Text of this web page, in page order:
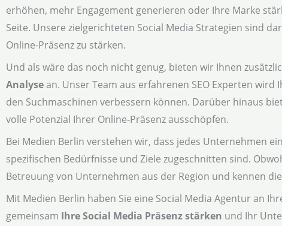
erhöhen, mehr Engagement generieren oder Ihre Marke
Seite. Unsere zielgerichteten Social Media Strategien sind
Online-Präsenz zu stärken.
Und als wäre das noch nicht genug, bieten wir Ihnen
Analysean. Unser Team aus erfahrenen SEO Experten
den Suchmaschinen verbessern können. Darüber hinaus
volle Potenzial Ihrer Online-Präsenz ausschöpfen.
Bei Medien Berlin verstehen wir, dass jedes Unternehmen
spezifischen Bedürfnisse und Ziele zugeschnitten sind.
Betreuung von Unternehmen aus der Region und kennen
Mit Medien Berlin haben Sie eine Social Media Agentur an
gemeinsam Ihre Social Media Präsenz stärken und Ihr